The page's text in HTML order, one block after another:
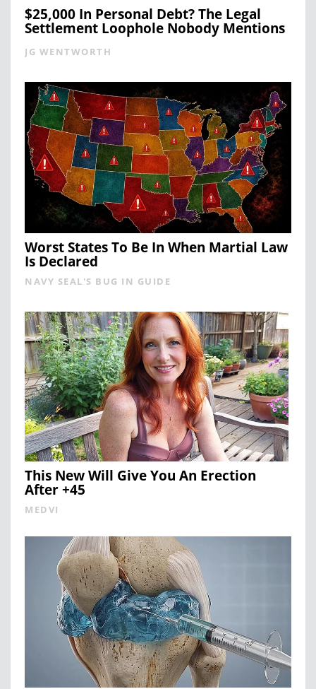
$25,000 In Personal Debt? The Legal
Settlement Loophole Nobody Mentions
JG WENTWORTH
Worst States To Be In When Martial Law
Is Declared
NAVY SEAL'S BUG IN GUIDE
This New Will Give You An Erection
After +45
MEDVI